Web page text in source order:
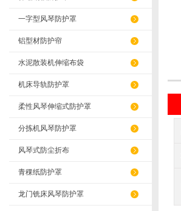
一字型风琴防护罩
铝型材防护帘
水泥散装机伸缩布袋
机床导轨防护罩
柔性风琴伸缩式防护罩
分拣机风琴防护罩
风琴式防尘折布
青稞纸防护罩
龙门铣床风琴防护罩